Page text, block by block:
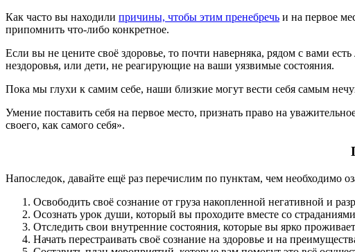
Как часто вы находили причины, чтобы этим пренебречь и на первое
припомнить что-либо конкретное.
Если вы не цените своё здоровье, то почти наверняка, рядом с вами
нездоровья, или дети, не реагирующие на ваши уязвимые состояния.
Пока мы глухи к самим себе, наши близкие могут вести себя самым
Умение поставить себя на первое место, признать право на
своего, как самого себя».
Напоследок, давайте ещё раз перечислим по пунктам, чем необходимо
Освободить своё сознание от груза накопленной негативной и
Осознать урок души, который вы проходите вместе со
Отследить свои внутренние состояния, которые вы ярко
Начать перестраивать своё сознание на здоровье и на